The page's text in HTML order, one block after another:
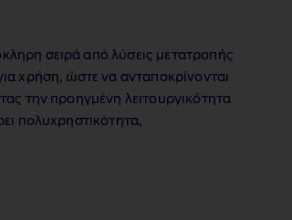
σειρά από λύσεις μετατροπής
χρήση, ώστε να ανταποκρίνονται
την προηγμένη λειτουργικότητα
πολυχρηστικότητα,